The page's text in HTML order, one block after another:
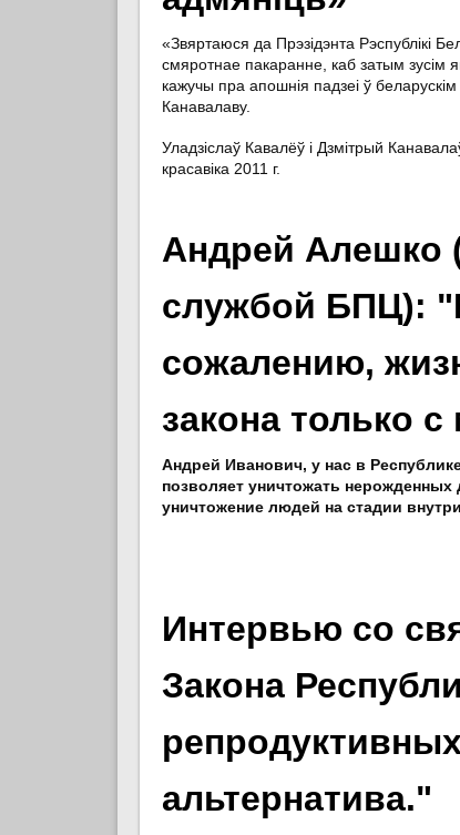
«Звяртаюся да Прэзідэнта Рэспублікі
смяротнае пакаранне, каб затым зусім
кажучы пра апошнія падзеі ў
Канавалаву.
Уладзіслаў Кавалёў і Дзмітрый
красавіка 2011 г.
Андрей Алешко
службой БПЦ):
сожалению,
закона только
Андрей Иванович, у нас в
позволяет уничтожать
уничтожение людей на стадии
Интервью со
Закона
альтернатива."